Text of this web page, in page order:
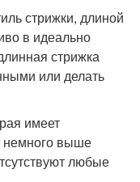
стрижки, длиной
в идеально
стрижка
или делать
имеет
немного выше
любые